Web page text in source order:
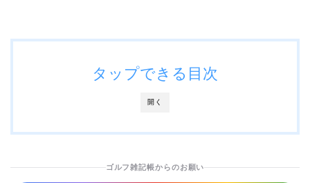
開く
タップできる目次
ゴルフ雑記帳からのお願い